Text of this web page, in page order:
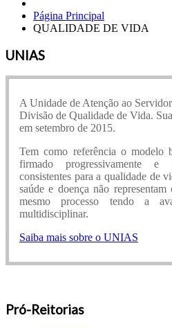
Página Principal
QUALIDADE DE VIDA
UNIAS
A Unidade de Atenção ao
Divisão de Qualidade de Vida.
em setembro de 2015.
Tem como referência o modelo
firmado progressivamente e
consistentes para a qualidade de
saúde e doença não
mesmo processo tendo a
multidisciplinar.
Saiba mais sobre o UNIAS
Pró-Reitorias